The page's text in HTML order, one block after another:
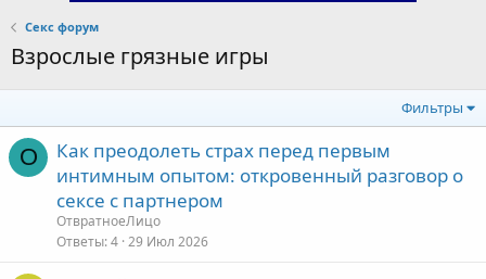
Секс форум
Взрослые грязные игры
Фильтры
О
Как преодолеть страх перед первым
интимным опытом: откровенный разговор о
сексе с партнером
ОтвратноеЛицо
Ответы 4 29 Июл 2026